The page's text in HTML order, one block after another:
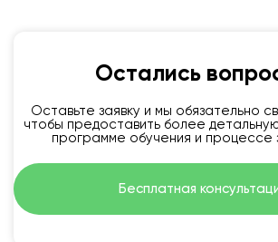
Остались
Оставьте заявку и мы обязательно
чтобы предоставить более
программе обучения и процессе
Бесплатная